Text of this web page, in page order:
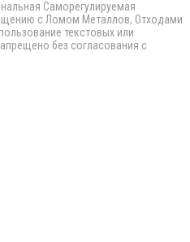
Саморегулируемая
с Ломом Металлов, Отходами
текстовых или
без согласования с